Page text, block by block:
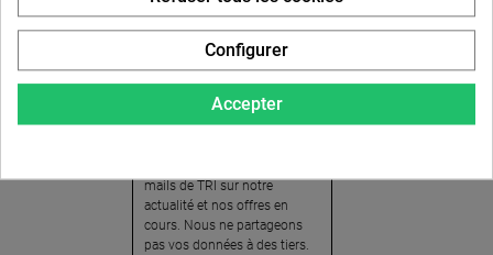
Pour recevoir notre
newsletter, nous vous
invitons à créer votre espace
client (cliquez sur « Compte »
en haut à droite de la page) et
cliquer sur « oui » pour vous
mails de TRI sur notre
actualité et nos offres en
cours. Nous ne partageons
pas vos données à des tiers.
Accepter
Configurer